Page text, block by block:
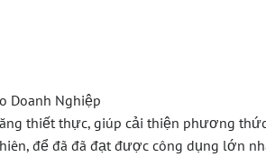
thiết thực, giúp cải thiện phương
để đã đã đạt được công dụng lớn